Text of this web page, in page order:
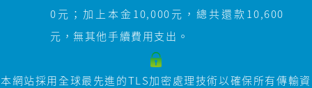
0元；加上本金10,000元，總共還款10,600
元，無其他手續費用支出。
本網站採用全球最先進的TLS加密處理技術以確保所有傳輸資